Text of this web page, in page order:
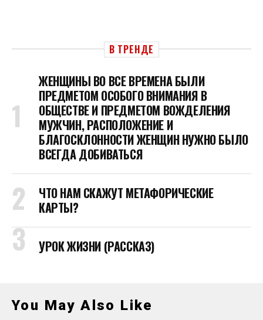
В ТРЕНДЕ
ЖЕНЩИНЫ ВО ВСЕ ВРЕМЕНА БЫЛИ
ПРЕДМЕТОМ ОСОБОГО ВНИМАНИЯ В
ОБЩЕСТВЕ И ПРЕДМЕТОМ ВОЖДЕЛЕНИЯ
МУЖЧИН, РАСПОЛОЖЕНИЕ И
БЛАГОСКЛОННОСТИ ЖЕНЩИН НУЖНО БЫЛО
ВСЕГДА ДОБИВАТЬСЯ
ЧТО НАМ СКАЖУТ МЕТАФОРИЧЕСКИЕ
КАРТЫ?
УРОК ЖИЗНИ (РАССКАЗ)
You May Also Like